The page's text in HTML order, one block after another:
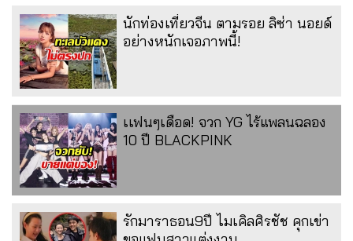
นักท่องเที่ยวจีน ตามรอย ลิซ่า นอยด์
อย่างหนักเจอภาพนี้!
เเฟนๆเดือด! จวก YG ไร้แพลนฉลอง
10 ปี BLACKPINK
รักมาราธอน9ปี ไมเคิลศิรชัช คุกเข่า